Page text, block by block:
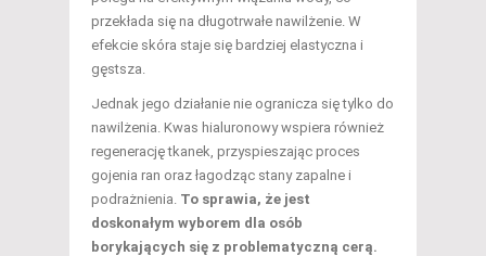
przekłada się na długotrwałe nawilżenie. W
efekcie skóra staje się bardziej elastyczna i
gęstsza.
Jednak jego działanie nie ogranicza się tylko do
nawilżenia. Kwas hialuronowy wspiera również
regenerację tkanek, przyspieszając proces
gojenia ran oraz łagodząc stany zapalne i
podrażnienia. To sprawia, że jest
doskonałym wyborem dla osób
borykających się z problematyczną cerą.